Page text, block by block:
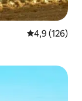
4,9 de uma
4,9 (126)